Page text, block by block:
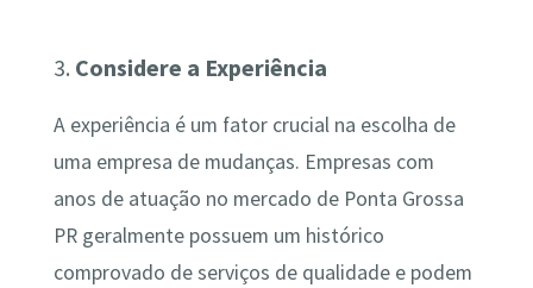
3. Considere a Experiência
A experiência é um fator crucial na escolha de
uma empresa de mudanças. Empresas com
anos de atuação no mercado de Ponta Grossa
PR geralmente possuem um histórico
comprovado de serviços de qualidade e podem